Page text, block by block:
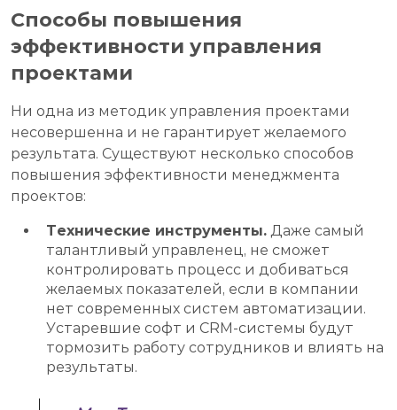
Способы повышения
эффективности управления
проектами
Ни одна из методик управления проектами
несовершенна и не гарантирует желаемого
результата. Существуют несколько способов
повышения эффективности менеджмента
проектов:
Технические инструменты. Даже самый
талантливый управленец, не сможет
контролировать процесс и добиваться
желаемых показателей, если в компании
нет современных систем автоматизации.
Устаревшие софт и CRM-системы будут
тормозить работу сотрудников и влиять на
результаты.